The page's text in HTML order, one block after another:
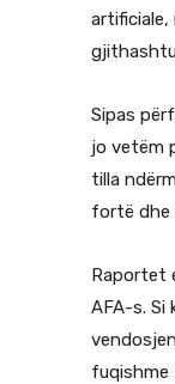
artificiale,
Sipas
jo vetëm
tilla
fortë dhe
Raportet
AFA-s. Si
fuqishme